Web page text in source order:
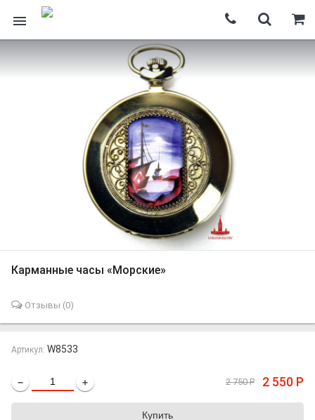
Карманные часы «Морские»
Отзывы (0)
Артикул: W8533
− + 2 750Р 2 550 Р